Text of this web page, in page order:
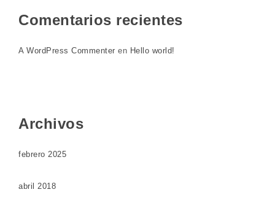
Comentarios recientes
A WordPress Commenter en Hello world!
Archivos
febrero 2025
abril 2018